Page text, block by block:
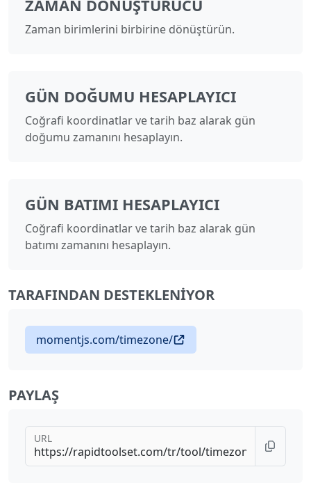
ZAMAN DÖNÜŞTÜRÜCÜ
Zaman birimlerini birbirine dönüştürün.
GÜN DOĞUMU HESAPLAYICI
Coğrafi koordinatlar ve tarih baz alarak gün
doğumu zamanını hesaplayın.
GÜN BATIMI HESAPLAYICI
Coğrafi koordinatlar ve tarih baz alarak gün
batımı zamanını hesaplayın.
TARAFINDAN DESTEKLENIYOR
momentjs.com/timezone/
PAYLAŞ
URL